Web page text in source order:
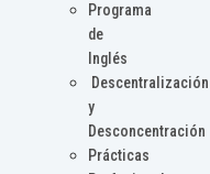
Programa
de
Inglés
Descentralización
y
Desconcentración
Prácticas